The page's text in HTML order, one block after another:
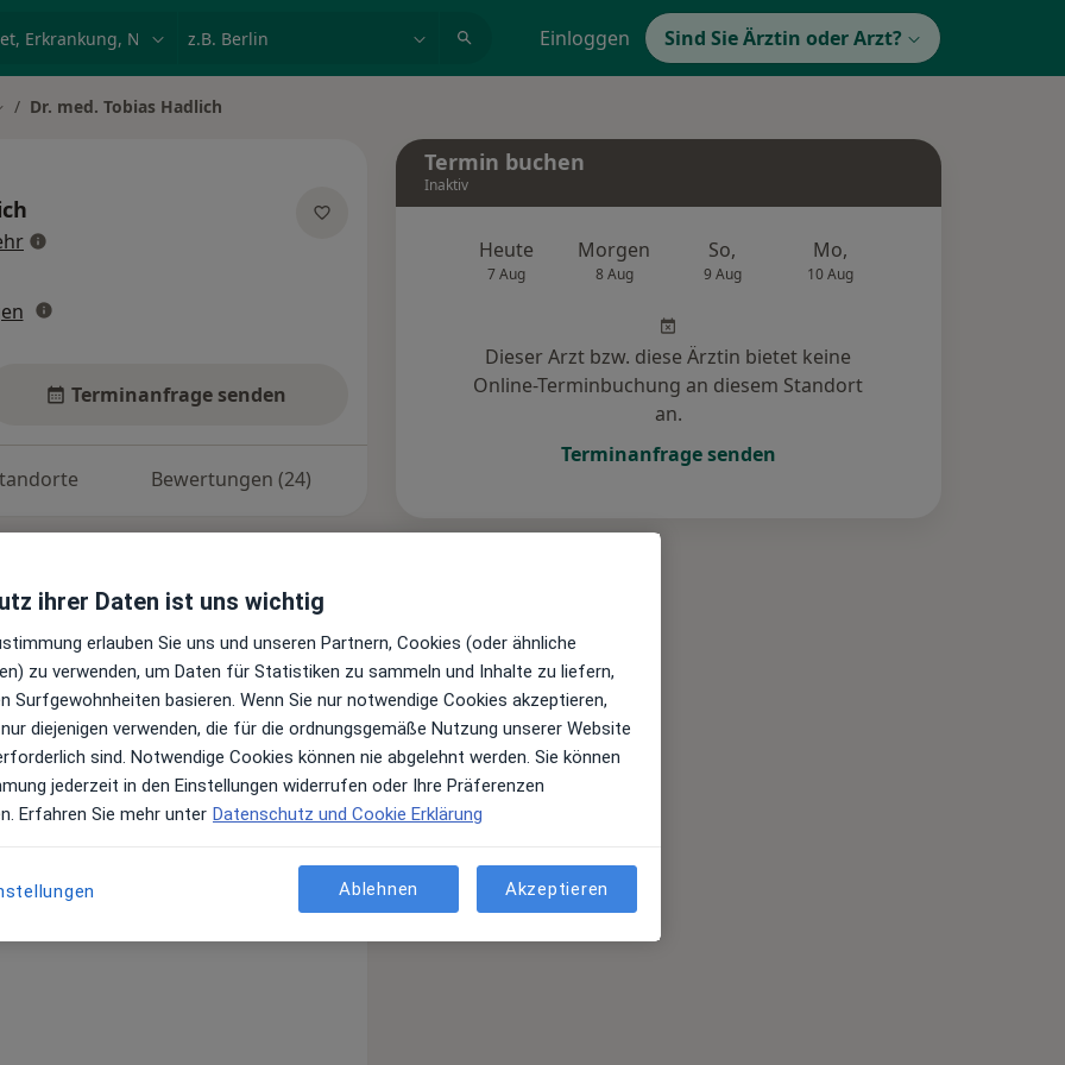
Einloggen Sind Sie Ärztin oder Arzt?
ändern
Dr. med. Tobias Hadlich
über Spezialisierungen
Terminanfrage senden
Bewertungen (24)
Top 5
Juni 2022
meine Tätigkeit im MVZ Bobingen
werde. Meine neue Tätigkeit führt
in Flensburg.
gute Zusammenarbeit in den
Für Ihren weiteren Weg
Termin buchen
Inaktiv
Heute
7 Aug
Morgen
8 Aug
So,
9 Aug
Mo,
10 Aug
Dieser Arzt bzw. diese Ärztin bietet keine
Online-Terminbuchung an diesem Standort
an.
Terminanfrage senden
ihrer Daten ist uns wichtig
erlauben Sie uns und unseren Partnern, Cookies (oder ähnliche
zu verwenden, um Daten für Statistiken zu sammeln und Inhalte zu liefern,
Surfgewohnheiten basieren. Wenn Sie nur notwendige Cookies akzeptieren,
diejenigen verwenden, die für die ordnungsgemäße Nutzung unserer Website
sind. Notwendige Cookies können nie abgelehnt werden. Sie können
jederzeit in den Einstellungen widerrufen oder Ihre Präferenzen
Erfahren Sie mehr unter Datenschutz und Cookie Erklärung
Ablehnen Akzeptieren